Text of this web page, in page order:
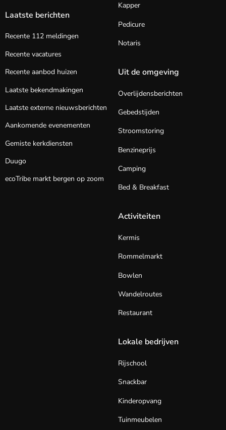
Laatste berichten
Recente 112 meldingen
Recente vacatures
Recente aanbod huizen
Laatste bekendmakingen
Laatste externe nieuwsberichten
Aankomende evenementen
Gemiste kerkdiensten
Duugo
ecoTribe markt bergen op zoom
Kapper
Pedicure
Notaris
Uit de omgeving
Overlijdensberichten
Gebedstijden
Stroomstoring
Benzineprijs
Camping
Bed & Breakfast
Activiteiten
Kermis
Rommelmarkt
Bowlen
Wandelroutes
Restaurant
Lokale bedrijven
Rijschool
Snackbar
Kinderopvang
Tuinmeubelen